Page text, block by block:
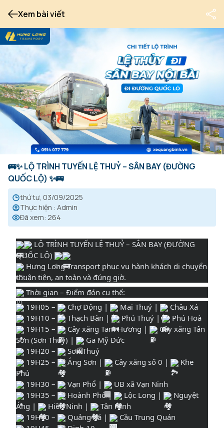
Xem bài viết
🚌✨ LỘ TRÌNH TUYẾN LỆ THUỶ – SÂN BAY (ĐƯỜNG
QUỐC LỘ) ✨🚌
thứ tư, 03/09/2025
Thực hiện : Admin
Đã xem: 264
LỘ TRÌNH TUYẾN LỆ THUỶ – SÂN BAY (ĐƯỜNG
QUỐC LỘ)
Hưng Long Transport phục vụ hành khách di chuyển
thuận tiện, an toàn và đúng giờ.
Thời gian – Điểm đón cụ thể:
19H05 –
Chợ Động | Mai Thuỷ |
Châu Xá
19H10 –
Thạch Bàn | Phú Thuỷ |
Phú Hoà
19H15 –
Cây xăng Tam Hương |
Cây xăng Tân
Sơn (Sơn Thuỷ) |
Ga Mỹ Đức
19H20 –
Sơn Thuỷ
19H25 –
Áng Sơn | Cây xăng số 0 |
Khe
Phủ
19H30 –
Vạn Phổ |
UB xã Vạn Ninh
19H35 –
Hoành Phổ | Lộc Long |
Nguyệt
Áng |
Hiền Ninh |
Tân Ninh
19H40 –
Quảng Xá |
Cầu Trung Quán